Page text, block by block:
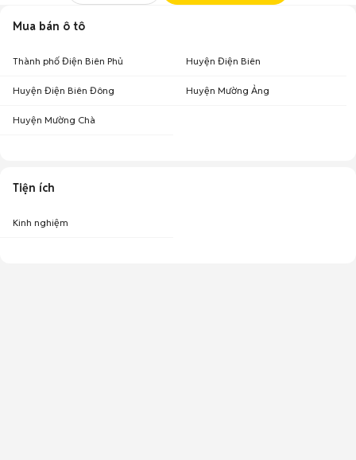
Mua bán ô tô
Thành phố Điện Biên Phủ Huyện Điện Biên
Huyện Điện Biên Đông Huyện Mường Ảng
Huyện Mường Chà
Tiện ích
Kinh nghiệm